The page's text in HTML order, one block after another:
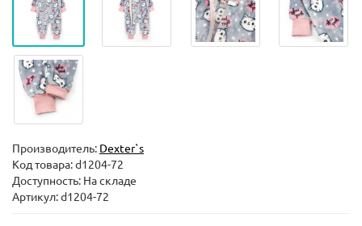
Производитель: Dexter`s
Код товара:d1204-72
Доступность: На складе
Артикул: d1204-72